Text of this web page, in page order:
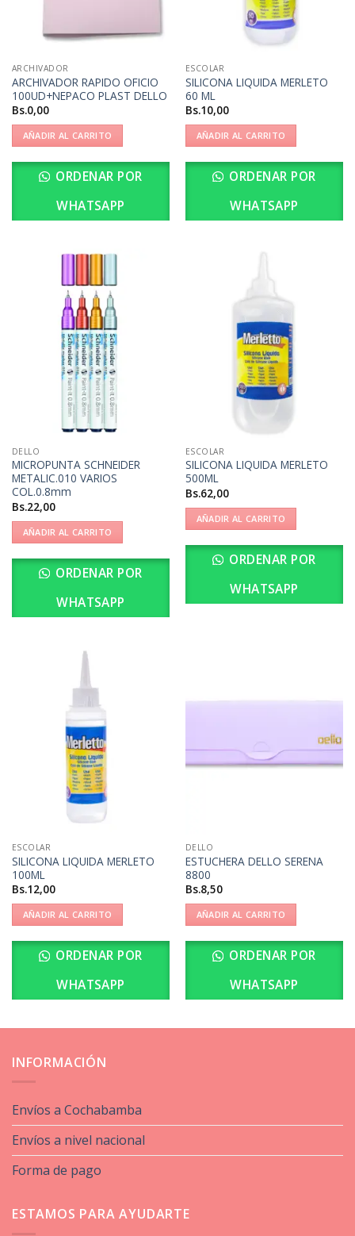
ARCHIVADOR
ARCHIVADOR RAPIDO OFICIO
100UD+NEPACO PLAST DELLO
Bs.0,00
AÑADIR AL CARRITO
ORDENAR POR
WHATSAPP
ESCOLAR
SILICONA LIQUIDA MERLETO
60 ML
Bs.10,00
AÑADIR AL CARRITO
ORDENAR POR
WHATSAPP
DELLO
MICROPUNTA SCHNEIDER
METALIC.010 VARIOS
COL.0.8mm
Bs.22,00
AÑADIR AL CARRITO
ORDENAR POR
WHATSAPP
ESCOLAR
SILICONA LIQUIDA MERLETO
500ML
Bs.62,00
AÑADIR AL CARRITO
ORDENAR POR
WHATSAPP
ESCOLAR
SILICONA LIQUIDA MERLETO
100ML
Bs.12,00
AÑADIR AL CARRITO
ORDENAR POR
WHATSAPP
DELLO
ESTUCHERA DELLO SERENA
8800
Bs.8,50
AÑADIR AL CARRITO
ORDENAR POR
WHATSAPP
INFORMACIÓN
Envíos a Cochabamba
Envíos a nivel nacional
Forma de pago
ESTAMOS PARA AYUDARTE